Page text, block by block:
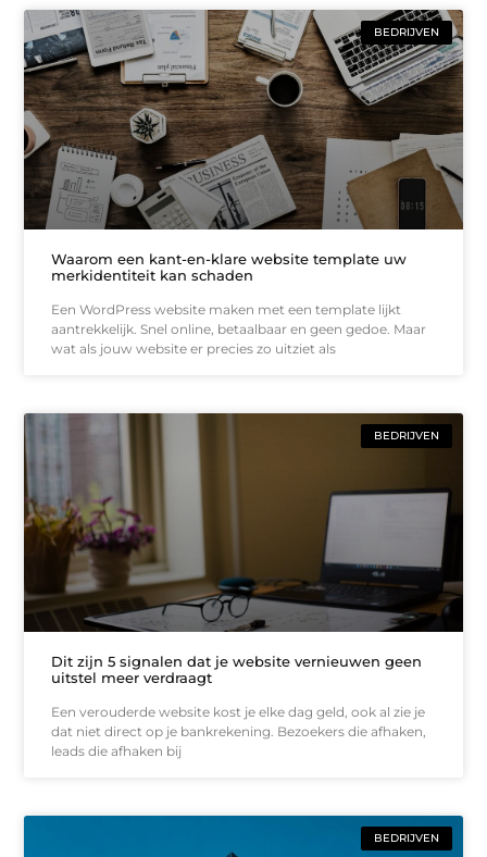
BEDRIJVEN
Waarom een kant-en-klare website template uw
merkidentiteit kan schaden
Een WordPress website maken met een template lijkt
aantrekkelijk. Snel online, betaalbaar en geen gedoe. Maar
wat als jouw website er precies zo uitziet als
BEDRIJVEN
Dit zijn 5 signalen dat je website vernieuwen geen
uitstel meer verdraagt
Een verouderde website kost je elke dag geld, ook al zie je
dat niet direct op je bankrekening. Bezoekers die afhaken,
leads die afhaken bij
BEDRIJVEN